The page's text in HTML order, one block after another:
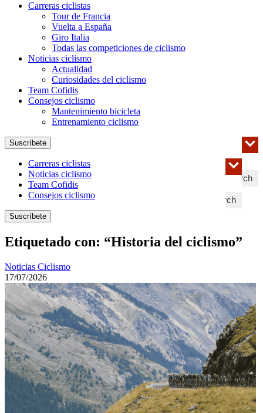
Carreras ciclistas
Tour de Francia
Vuelta a España
Giro Italia
Todas las competiciones de ciclismo
Noticias ciclismo
Actualidad
Curiosidades del ciclismo
Team Cofidis
Consejos ciclismo
Mantenimiento bicicleta
Entrenamiento ciclismo
Search
Suscríbete
Search
Carreras ciclistas
Noticias ciclismo
Team Cofidis
Consejos ciclismo
Suscríbete
Etiquetado con: “Historia del ciclismo”
Noticias Ciclismo
17/07/2026